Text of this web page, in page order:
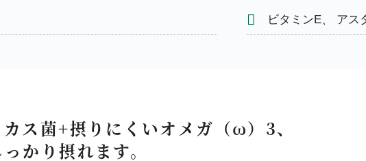
ビタミンE、 アス
ス菌+摂りにくいオメガ（ω）3、
かり摂れます。